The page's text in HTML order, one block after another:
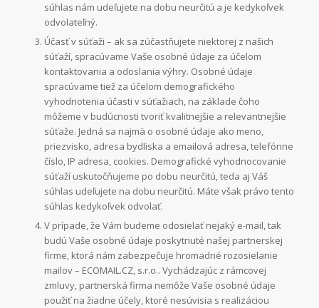
súhlas nám udeľujete na dobu neurčitú a je kedykoľvek
odvolateľný.
Účasť v súťaži – ak sa zúčastňujete niektorej z našich
súťaží, spracúvame Vaše osobné údaje za účelom
kontaktovania a odoslania výhry. Osobné údaje
spracúvame tiež za účelom demografického
vyhodnotenia účasti v súťažiach, na základe čoho
môžeme v budúcnosti tvoriť kvalitnejšie a relevantnejšie
súťaže. Jedná sa najmä o osobné údaje ako meno,
priezvisko, adresa bydliska a emailová adresa, telefónne
číslo, IP adresa, cookies. Demografické vyhodnocovanie
súťaží uskutočňujeme po dobu neurčitú, teda aj Váš
súhlas udeľujete na dobu neurčitú. Máte však právo tento
súhlas kedykoľvek odvolať.
V prípade, že Vám budeme odosielať nejaký e-mail, tak
budú Vaše osobné údaje poskytnuté našej partnerskej
firme, ktorá nám zabezpečuje hromadné rozosielanie
mailov – ECOMAIL.CZ, s.r.o.. Vychádzajúc z rámcovej
zmluvy, partnerská firma nemôže Vaše osobné údaje
použiť na žiadne účely, ktoré nesúvisia s realizáciou